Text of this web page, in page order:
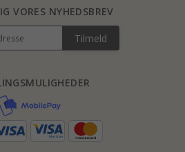
VORES NYHEDSBREV
Tilmeld